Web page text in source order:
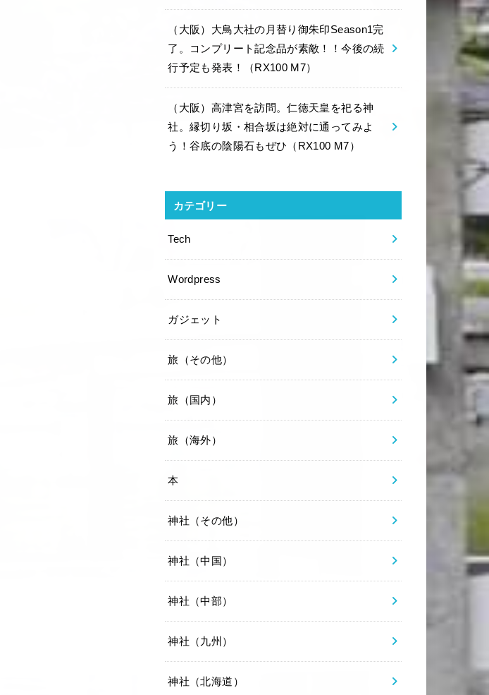
（大阪）大鳥大社の月替り御朱印Season1完
了。コンプリート記念品が素敵！！今後の続
行予定も発表！（RX100 M7）
（大阪）高津宮を訪問。仁徳天皇を祀る神
社。縁切り坂・相合坂は絶対に通ってみよ
う！谷底の陰陽石もぜひ（RX100 M7）
カテゴリー
Tech
Wordpress
ガジェット
旅（その他）
旅（国内）
旅（海外）
本
神社（その他）
神社（中国）
神社（中部）
神社（九州）
神社（北海道）